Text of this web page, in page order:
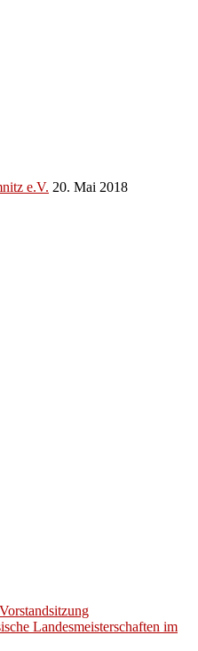
e.V. 20. Mai 2018
Landesmeisterschaften im